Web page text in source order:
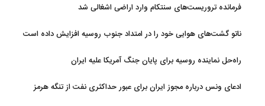
فرمانده تروریست‌های سنتکام وارد اراضی اشغالی شد
ناتو گشت‌های هوایی خود را در امتداد جنوب روسیه افزایش داده است
راه‌حل نماینده روسیه برای پایان جنگ آمریکا علیه ایران
ادعای ونس درباره مجوز ایران برای عبور حداکثری نفت از تنگه هرمز